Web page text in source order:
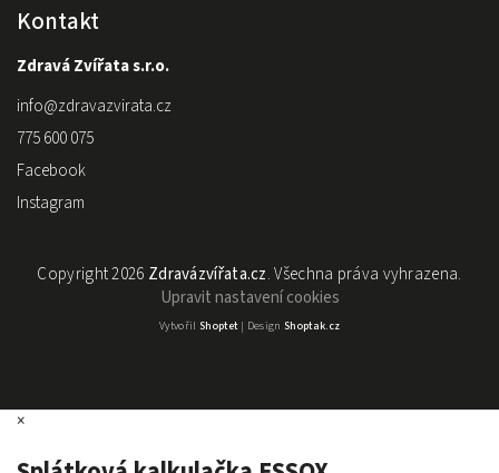
Kontakt
Zdravá Zvířata s.r.o.
info@zdravazvirata.cz
775 600 075
Facebook
Instagram
Copyright 2026 Zdravázvířata.cz. Všechna práva vyhrazena.
Upravit nastavení cookies
Vytvořil Shoptet| Design Shoptak.cz
×